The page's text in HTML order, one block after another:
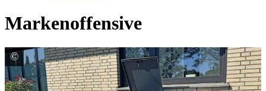
Markenoffensive
© Großewinkelmann GmbH & Co. KG